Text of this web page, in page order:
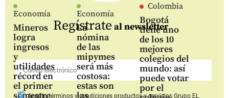
Economía
Mineros
logra
ingresos
y
utilidades
récord en
el primer
semestre
Economía
La
nómina
de las
mipymes
será más
costosa:
estas son
las
Colombia
Bogotá
tiene uno
de los 10
mejores
colegios del
mundo: así
puede votar
por el
Regístrate al newsletter
Aceptotérminos y condiciones productos y serviciosGrupo EL